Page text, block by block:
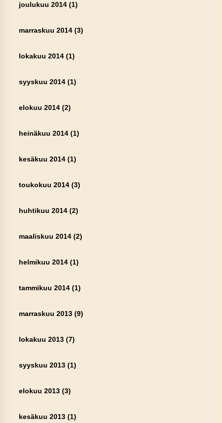
joulukuu 2014(1)
marraskuu 2014(3)
lokakuu 2014(1)
syyskuu 2014(1)
elokuu 2014(2)
heinäkuu 2014(1)
kesäkuu 2014(1)
toukokuu 2014(3)
huhtikuu 2014(2)
maaliskuu 2014(2)
helmikuu 2014(1)
tammikuu 2014(1)
marraskuu 2013(9)
lokakuu 2013(7)
syyskuu 2013(1)
elokuu 2013(3)
kesäkuu 2013(1)